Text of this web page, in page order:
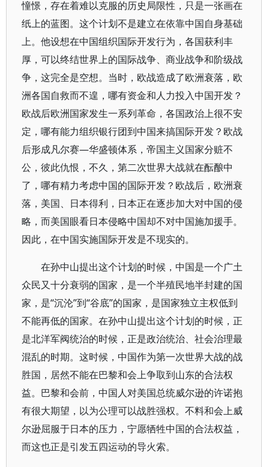
憧憬，存在着难以克服的历史局限性，只是一张画在
纸上的蓝图。这个计划不是建立在依靠中国自身基础
上。他设想在中国组织国际开发行为，各国获利丰
厚，可以终结世界上的国际战争、商业战争和阶级战
争，这完全是空想。当时，欧战造成了欧洲衰落，欧
洲各国自救而不遑，哪有资金和人力投入中国开发？
欧战后欧洲国家发生一系列革命，各国政治上很不安
定，哪有能力组织银行团到中国来搞国际开发？欧战
后形成凡尔赛—华盛顿体系，帝国主义国家分赃不
公，彼此仇恨，不久，第二次世界大战就在酝酿中
了，哪有精力考虑中国的国际开发？欧战后，欧洲衰
落，美国、日本得利，日本正在逐步加大对中国的侵
略，而美国眼看日本侵略中国却不对中国施加援手。
因此，在中国实施国际开发是不现实的。
在孙中山提出这个计划的时候，中国是一个广土
众民又十分衰弱的国家，是一个半殖民地半封建的国
家，是“沉沦”到“谷底”的国家，是国家独立主权低到
不能再低的国家。在孙中山提出这个计划的时候，正
是北洋军阀统治的时候，正是政治统治、社会治理最
混乱的时期。这时候，中国作为第一次世界大战的战
胜国，居然不能在巴黎和会上争取到山东的合法权
益。巴黎和会前，中国人对美国总统威尔逊的许诺抱
有很大期望，以为公理可以战胜强权。不料和会上威
尔逊屈服于日本的压力，宁愿牺牲中国的合法权益，
而这也正是引发五四运动的导火索。